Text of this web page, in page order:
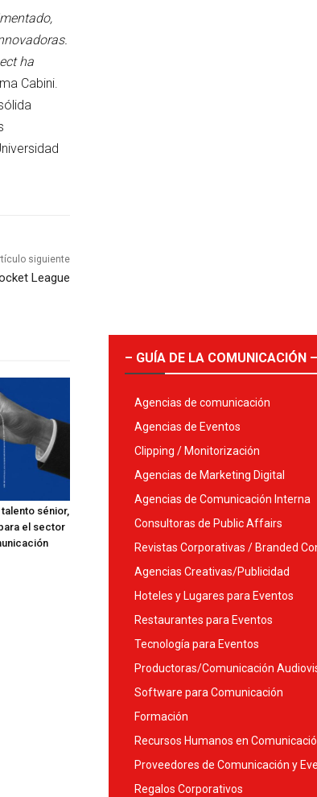
ha
Cabini.
siguiente
League
sénior,
el sector
– GUÍA DE LA COMUNICACIÓN –
Agencias de comunicación
Agencias de Eventos
Clipping / Monitorización
Agencias de Marketing Digital
Agencias de Comunicación Interna
Consultoras de Public Affairs
Revistas Corporativas / Branded
Agencias Creativas/Publicidad
Hoteles y Lugares para Eventos
Restaurantes para Eventos
Tecnología para Eventos
Productoras/Comunicación
Software para Comunicación
Formación
Recursos Humanos en
Proveedores de Comunicación y
Regalos Corporativos